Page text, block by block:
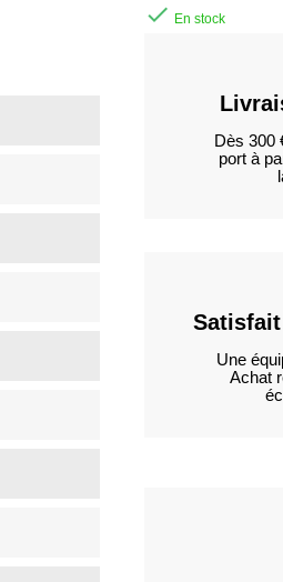
 En stock
Dès 300
port à
Une
Achat